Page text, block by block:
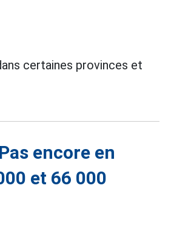
certaines provinces et
encore en
et 66 000